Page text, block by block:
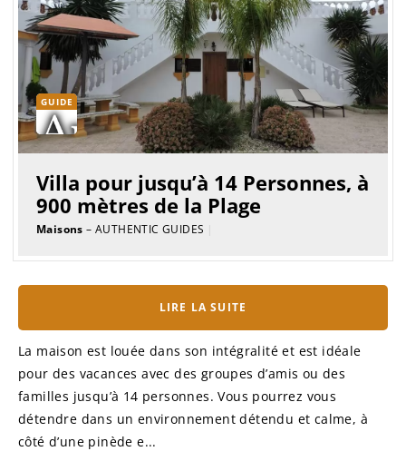
GUIDE
Villa pour jusqu’à 14 Personnes, à
900 mètres de la Plage
Maisons – AUTHENTIC GUIDES |
LIRE LA SUITE
La maison est louée dans son intégralité et est idéale
pour des vacances avec des groupes d’amis ou des
familles jusqu’à 14 personnes. Vous pourrez vous
détendre dans un environnement détendu et calme, à
côté d’une pinède e...